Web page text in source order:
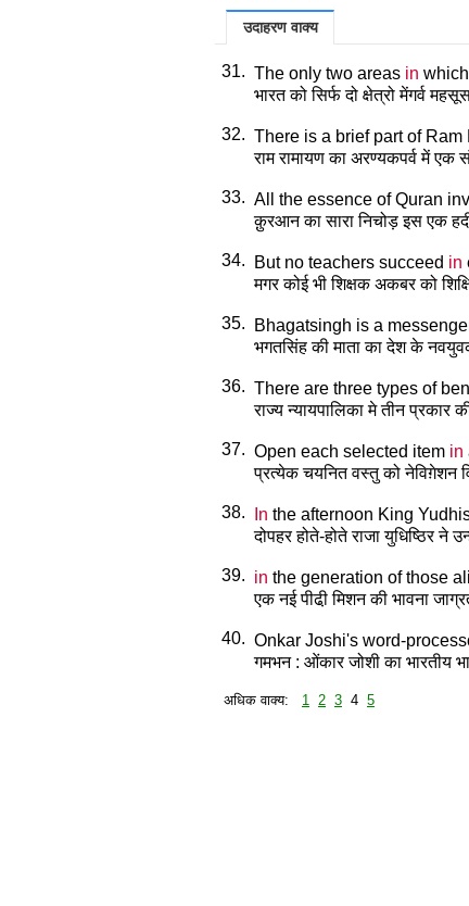
उदाहरण वाक्य
31. The only two areas in
भारत को सिर्फ दो क्षेत्रो मेंगर्व
32. There is a brief part of Ram
राम रामायण का अरण्यकपर्व में एक
33. All the essence of Quran
क़ुरआन का सारा निचोड़ इस एक
34. But no teachers succeed in
मगर कोई भी शिक्षक अकबर को
35. Bhagatsingh is a
भगतसिंह की माता का देश के
36. There are three types of
राज्य न्यायपालिका मे तीन प्रकार
37. Open each selected item in
प्रत्येक चयनित वस्तु को नेविग़ेशन
38. In the afternoon King
दोपहर होते-होते राजा युधिष्ठिर ने
39. in the generation of those
एक नई पीढी़ मिशन की भावना
40. Onkar Joshi's word-
गमभन : ओंकार जोशी का भारतीय
अधिक वाक्य: 1 2 3 4 5